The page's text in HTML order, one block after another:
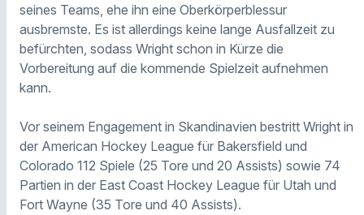
seines Teams, ehe ihn eine Oberkörperblessur
ausbremste. Es ist allerdings keine lange Ausfallzeit zu
befürchten, sodass Wright schon in Kürze die
Vorbereitung auf die kommende Spielzeit aufnehmen
kann.
Vor seinem Engagement in Skandinavien bestritt Wright in
der American Hockey League für Bakersfield und
Colorado 112 Spiele (25 Tore und 20 Assists) sowie 74
Partien in der East Coast Hockey League für Utah und
Fort Wayne (35 Tore und 40 Assists).